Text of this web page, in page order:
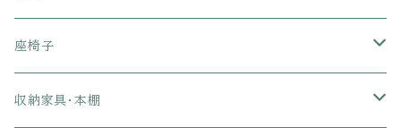
1人掛けソファ
2人掛けソファ
座椅子
1人掛け座椅子
収納家具・本棚